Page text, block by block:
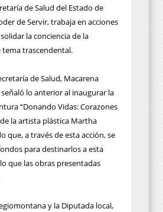
de Salud del Estado de
de Servir, trabaja en acciones
la conciencia de la
tema trascendental.
de Salud, Macarena
lo anterior al inaugurar la
“Donando Vidas: Corazones
la artista plástica Martha
que, a través de esta acción, se
para destinarlos a esta
que las obras presentadas
y la Diputada local,